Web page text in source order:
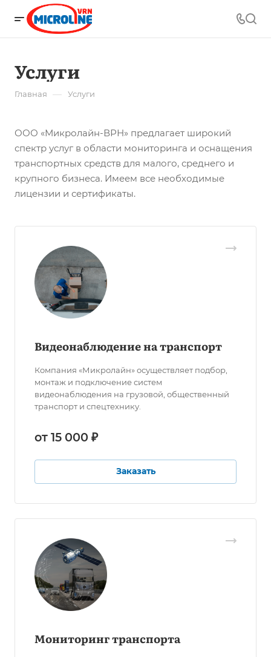
Услуги
Главная — Услуги
ООО «Микролайн-ВРН» предлагает широкий
спектр услуг в области мониторинга и оснащения
транспортных средств для малого, среднего и
крупного бизнеса. Имеем все необходимые
лицензии и сертификаты.
Видеонаблюдение на транспорт
Компания «Микролайн» осуществляет подбор,
монтаж и подключение систем
видеонаблюдения на грузовой, общественный
транспорт и спецтехнику.
от 15 000 ₽
Заказать
Мониторинг транспорта